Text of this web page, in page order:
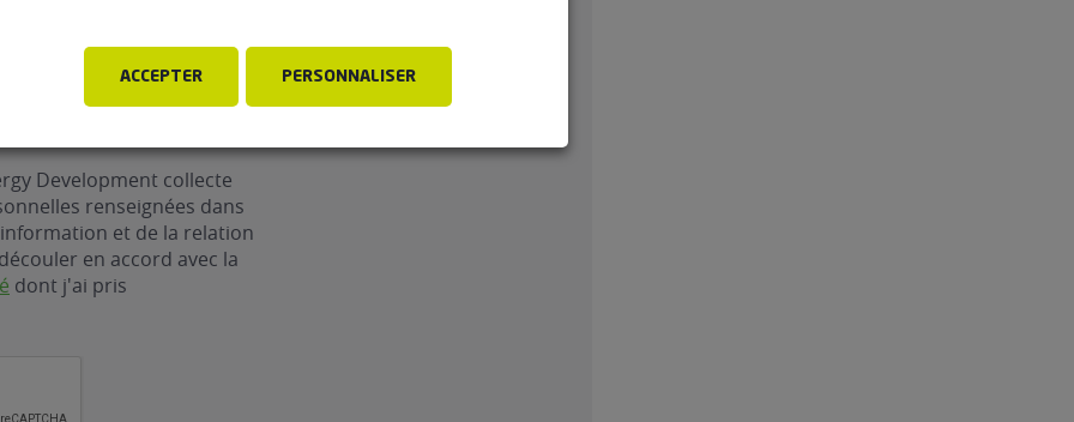
Development collecte
renseignées dans
et de la relation
en accord avec la
dont j'ai pris
ACCEPTER PERSONNALISER